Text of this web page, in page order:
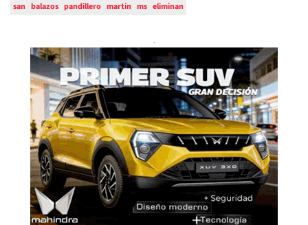
san balazos pandillero martin ms eliminan